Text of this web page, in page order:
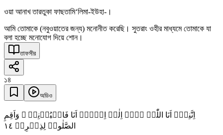
ওয়া আনাখ তারতুকা ফাছতামি‘লিমা-ইউহা-।
আমি তোমাকে (নবুওয়াতের জন্য) মনোনীত করেছি। সুতরাং ওহীর মাধ্যমে তোমাকে যা
বলা হচ্ছে মনোযোগ দিয়ে শোন।
তাফসীর
১৪
অডিও
اِنَّنِیۡۤ اَنَا اللّٰہُ لَاۤ اِلٰہَ اِلَّاۤ اَنَا فَاعۡبُدۡنِیۡ ۙ وَاَقِمِ
الصَّلٰوۃَ لِذِکۡرِیۡ ١٤